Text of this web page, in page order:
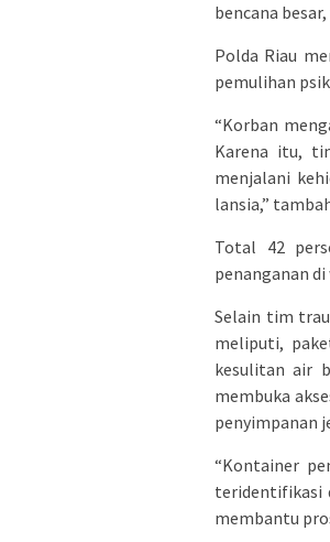
bencana
Polda Riau
pemulihan
“Korban
Karena itu,
menjalani
lansia,”
Total 42
penanganan
Selain tim
meliputi,
kesulitan air
membuka
penyimpanan
“Kontainer
teridentifikasi
membantu